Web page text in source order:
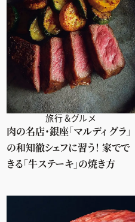
旅行＆グルメ
肉の名店・銀座「マルディ グラ」
の和知徹シェフに習う！ 家でで
きる「牛ステーキ」の焼き方